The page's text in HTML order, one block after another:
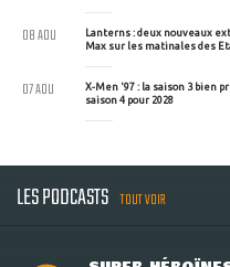
Lanterns : deux nouveaux
Max sur les matinales des
08 AOU
X-Men '97 : la saison 3 bien
saison 4 pour 2028
07 AOU
LES PODCASTS TOUT VOIR